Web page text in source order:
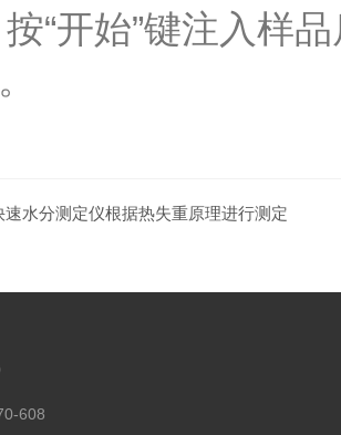
开始”键注入样品
速水分测定仪根据热失重原理进行测定
608